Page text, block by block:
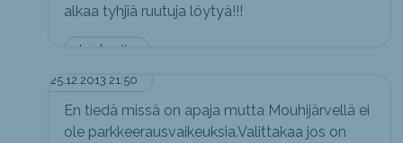
Laiskuutta
alkaa tyhjiä ruutuja löytyä!!!
25.12.2013 21:50
En tiedä missä on apaja mutta Mouhijärvellä ei
ole parkkeerausvaikeuksia.Valittakaa jos on